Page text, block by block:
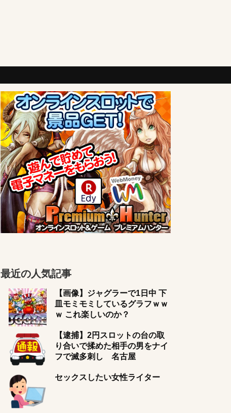
最近の人気記事
【画像】ジャグラーで1日中 下
皿モミモミしているグラフｗｗ
ｗ これ楽しいのか？
【逮捕】2円スロットの台の取
り合いで揉めた相手の男をナイ
フで滅多刺し 名古屋
セックスしたい女性ライター